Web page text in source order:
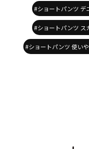
#ショートパンツ デ
#ショートパンツ ス
#ショートパンツ 使い